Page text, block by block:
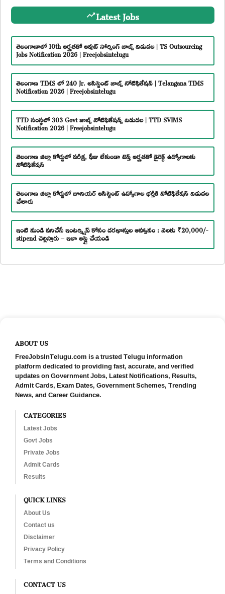
Latest Jobs
తెలంగాణాలో 10th అర్హతతో అవుట్ సోర్సింగ్ జాబ్స్ విడుదల | TS Outsourcing
Jobs Notification 2026 | Freejobsintelugu
తెలంగాణ TIMS లో 240 Jr. అసిస్టెంట్ జాబ్స్ నోటిఫికేషన్ | Telangana TIMS
Notification 2026 | Freejobsintelugu
TTD సంస్థలో 303 Govt జాబ్స్ నోటిఫికేషన్స్ విడుదల | TTD SVIMS
Notification 2026 | Freejobsintelugu
తెలంగాణ జిల్లా కోర్టులో పరీక్ష, ఫీజు లేకుండా టెన్త్ అర్హతతో డైరెక్ట్ ఉద్యోగాలకు
నోటిఫికేషన్
తెలంగాణ జిల్లా కోర్టులో జూనియర్ అసిస్టెంట్ ఉద్యోగాల భర్తీకి నోటిఫికేషన్ విడుదల
చేశారు
ఇంటి నుండి పనిచేసే ఇంటర్న్షిప్ కోసం దరఖాస్తుల ఆహ్వానం : నెలకు ₹20,000/-
stipend చెల్లిస్తారు – ఇలా అప్లై చేయండి
ABOUT US
FreeJobsInTelugu.com is a trusted Telugu information
platform dedicated to providing fast, accurate, and verified
updates on Government Jobs, Latest Notifications, Results,
Admit Cards, Exam Dates, Government Schemes, Trending
News, and Career Guidance.
CATEGORIES
Latest Jobs
Govt Jobs
Private Jobs
Admit Cards
Results
QUICK LINKS
About Us
Contact us
Disclaimer
Privacy Policy
Terms and Conditions
CONTACT US